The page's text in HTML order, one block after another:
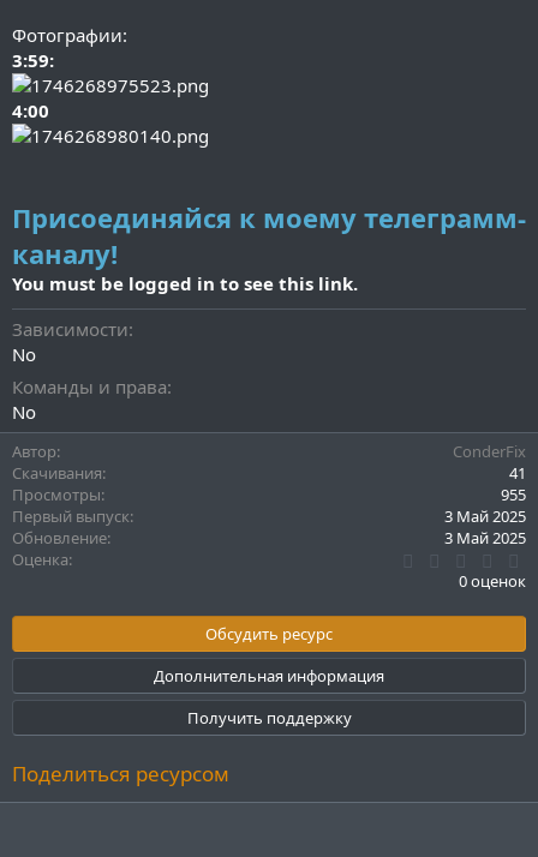
Фотографии:
3:59:
4:00
Присоединяйся к моему телеграмм-
каналу!
You must be logged in to see this link.
Зависимости
No
Команды и права
No
Автор
ConderFix
Скачивания
41
Просмотры
955
Первый выпуск
3 Май 2025
Обновление
3 Май 2025
Оценка
0
0
в
ё
з
д
0 оценок
Обсудить ресурс
Дополнительная информация
Получить поддержку
Поделиться ресурсом